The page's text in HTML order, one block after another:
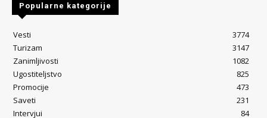
Popularne kategorije
Vesti
3774
Turizam
3147
Zanimljivosti
1082
Ugostiteljstvo
825
Promocije
473
Saveti
231
Intervjui
84